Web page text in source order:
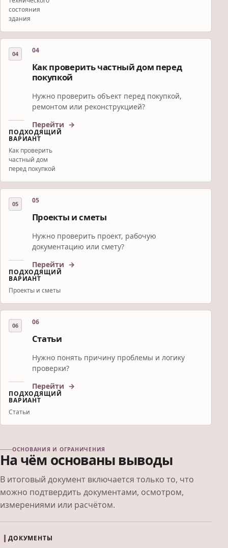
состояния
здания
04
Как проверить частный дом перед
покупкой
Нужно проверить объект перед покупкой,
ремонтом или реконструкцией?
ПОДХОДЯЩИЙ
ВАРИАНТ
Как проверить
частный дом
перед покупкой
Перейти
05
Проекты и сметы
Нужно проверить проект, рабочую
документацию или смету?
ПОДХОДЯЩИЙ
ВАРИАНТ
Проекты и сметы
Перейти
06
Статьи
Нужно понять причину проблемы и логику
проверки?
ПОДХОДЯЩИЙ
ВАРИАНТ
Статьи
Перейти
ОСНОВАНИЯ И ОГРАНИЧЕНИЯ
На чём основаны выводы
В итоговый документ включается только то, что
можно подтвердить документами, осмотром,
измерениями или расчётом.
ДОКУМЕНТЫ